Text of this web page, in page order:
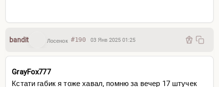
bandit Лосенок #190 03 Янв 2025 01:25
GrayFox777
Кстати габик я тоже хавал, помню за вечер 17 штучек